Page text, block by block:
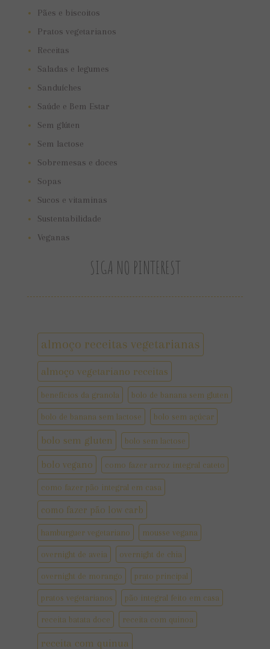
Pães e biscoitos
Pratos vegetarianos
Receitas
Saladas e legumes
Sanduíches
Saúde e Bem Estar
Sem glúten
Sem lactose
Sobremesas e doces
Sopas
Sucos e vitaminas
Sustentabilidade
Veganas
SIGA NO PINTEREST
almoço receitas vegetarianas
almoço vegetariano receitas
benefícios da granola bolo de banana sem gluten
bolo de banana sem lactose bolo sem açúcar
bolo sem gluten bolo sem lactose
bolo vegano como fazer arroz integral cateto
como fazer pão integral em casa
como fazer pão low carb
hamburguer vegetariano mousse vegana
overnight de aveia overnight de chia
overnight de morango prato principal
pratos vegetarianos pão integral feito em casa
receita batata doce receita com quinoa
receita com quinua